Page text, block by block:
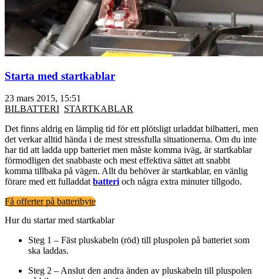
Starta med startkablar
23 mars 2015, 15:51
BILBATTERI STARTKABLAR
Det finns aldrig en lämplig tid för ett plötsligt urladdat bilbatteri, men
det verkar alltid hända i de mest stressfulla situationerna. Om du inte
har tid att ladda upp batteriet men måste komma iväg, är startkablar
förmodligen det snabbaste och mest effektiva sättet att snabbt
komma tillbaka på vägen. Allt du behöver är startkablar, en vänlig
förare med ett fulladdatbatterioch några extra minuter tillgodo.
Få offerter på batteribyte
Hur du startar med startkablar
Steg 1 – Fäst pluskabeln (röd) till pluspolen på batteriet som
ska laddas.
Steg 2 – Anslut den andra änden av pluskabeln till pluspolen